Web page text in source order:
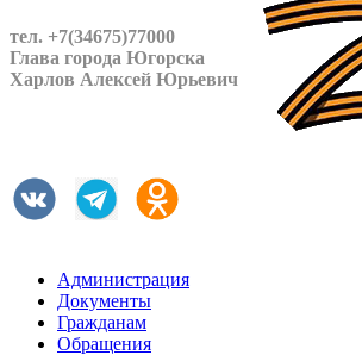
тел. +7(34675)77000
Глава города Югорска
Харлов Алексей Юрьевич
Администрация
Документы
Гражданам
Обращения